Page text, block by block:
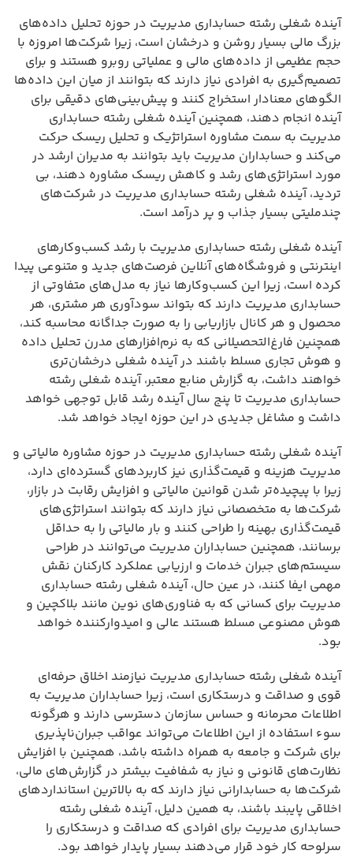
آینده شغلی رشته حسابداری مدیریت در حوزه تحلیل داده‌های
بزرگ مالی بسیار روشن و درخشان است، زیرا شرکت‌ها امروزه با
حجم عظیمی از داده‌های مالی و عملیاتی روبرو هستند و برای
تصمیم‌گیری به افرادی نیاز دارند که بتوانند از میان این داده‌ها
الگوهای معنادار استخراج کنند و پیش‌بینی‌های دقیقی برای
آینده انجام دهند، همچنین آینده شغلی رشته حسابداری
مدیریت به سمت مشاوره استراتژیک و تحلیل ریسک حرکت
می‌کند و حسابداران مدیریت باید بتوانند به مدیران ارشد در
مورد استراتژی‌های رشد و کاهش ریسک مشاوره دهند، بی
تردید، آینده شغلی رشته حسابداری مدیریت در شرکت‌های
چندملیتی بسیار جذاب و پر درآمد است.
آینده شغلی رشته حسابداری مدیریت با رشد کسب‌وکارهای
اینترنتی و فروشگاه‌های آنلاین فرصت‌های جدید و متنوعی پیدا
کرده است، زیرا این کسب‌وکارها نیاز به مدل‌های متفاوتی از
حسابداری مدیریت دارند که بتواند سودآوری هر مشتری، هر
محصول و هر کانال بازاریابی را به صورت جداگانه محاسبه کند،
همچنین فارغ‌التحصیلانی که به نرم‌افزارهای مدرن تحلیل داده
و هوش تجاری مسلط باشند در آینده شغلی درخشان‌تری
خواهند داشت، به گزارش منابع معتبر، آینده شغلی رشته
حسابداری مدیریت تا پنج سال آینده رشد قابل توجهی خواهد
داشت و مشاغل جدیدی در این حوزه ایجاد خواهد شد.
آینده شغلی رشته حسابداری مدیریت در حوزه مشاوره مالیاتی و
مدیریت هزینه و قیمت‌گذاری نیز کاربردهای گسترده‌ای دارد،
زیرا با پیچیده‌تر شدن قوانین مالیاتی و افزایش رقابت در بازار،
شرکت‌ها به متخصصانی نیاز دارند که بتوانند استراتژی‌های
قیمت‌گذاری بهینه را طراحی کنند و بار مالیاتی را به حداقل
برسانند، همچنین حسابداران مدیریت می‌توانند در طراحی
سیستم‌های جبران خدمات و ارزیابی عملکرد کارکنان نقش
مهمی ایفا کنند، در عین حال، آینده شغلی رشته حسابداری
مدیریت برای کسانی که به فناوری‌های نوین مانند بلاکچین و
هوش مصنوعی مسلط هستند عالی و امیدوارکننده خواهد
بود.
آینده شغلی رشته حسابداری مدیریت نیازمند اخلاق حرفه‌ای
قوی و صداقت و درستکاری است، زیرا حسابداران مدیریت به
اطلاعات محرمانه و حساس سازمان دسترسی دارند و هرگونه
سوء استفاده از این اطلاعات می‌تواند عواقب جبران‌ناپذیری
برای شرکت و جامعه به همراه داشته باشد، همچنین با افزایش
نظارت‌های قانونی و نیاز به شفافیت بیشتر در گزارش‌های مالی،
شرکت‌ها به حسابدارانی نیاز دارند که به بالاترین استانداردهای
اخلاقی پایبند باشند، به همین دلیل، آینده شغلی رشته
حسابداری مدیریت برای افرادی که صداقت و درستکاری را
سرلوحه کار خود قرار می‌دهند بسیار پایدار خواهد بود.